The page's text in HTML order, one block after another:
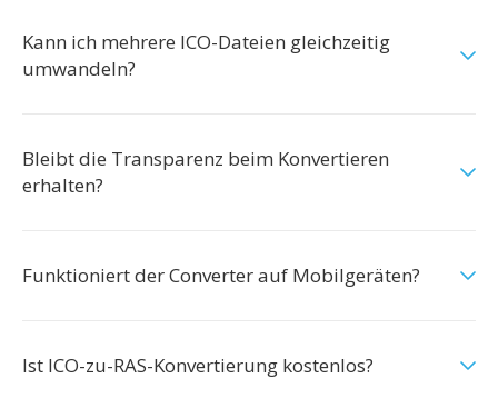
Kann ich mehrere ICO-Dateien gleichzeitig
umwandeln?
Bleibt die Transparenz beim Konvertieren
erhalten?
Funktioniert der Converter auf Mobilgeräten?
Ist ICO-zu-RAS-Konvertierung kostenlos?